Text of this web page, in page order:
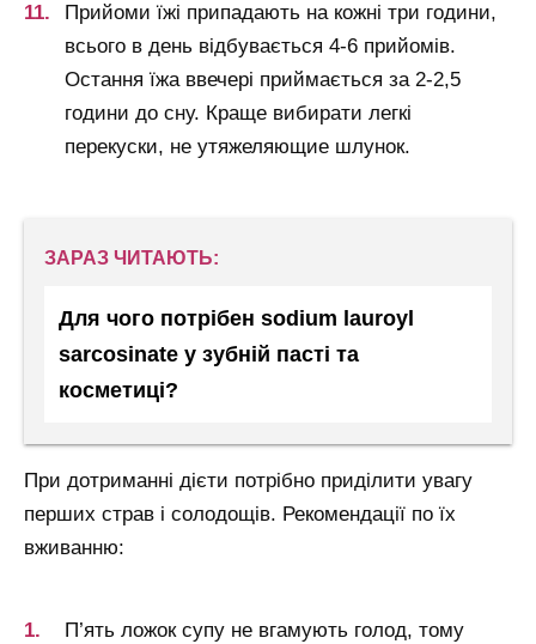
Прийоми їжі припадають на кожні три години,
всього в день відбувається 4-6 прийомів.
Остання їжа ввечері приймається за 2-2,5
години до сну. Краще вибирати легкі
перекуски, не утяжеляющие шлунок.
ЗАРАЗ ЧИТАЮТЬ:
Для чого потрібен sodium lauroyl
sarcosinate у зубній пасті та
косметиці?
При дотриманні дієти потрібно приділити увагу
перших страв і солодощів. Рекомендації по їх
вживанню:
П’ять ложок супу не вгамують голод, тому